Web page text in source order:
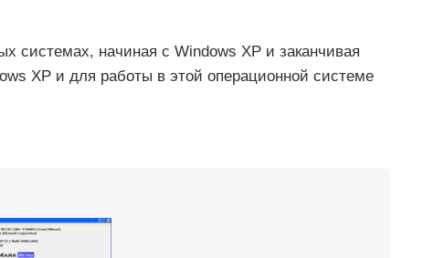
системах, начиная с Windows XP и заканчивая
XP и для работы в этой операционной системе